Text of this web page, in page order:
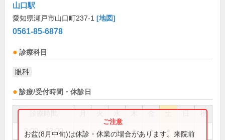
山口駅
愛知県瀬戸市山口町237-1 [地図]
0561-85-6878
診療科目
眼科
診療/受付時間・休診日
祝
9:00～12:00 ● ● ● ● ●
お盆(8月中旬)は休診・休業の場合があります。来院前